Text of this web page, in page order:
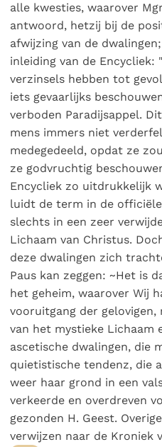
alle kwesties, waarover
antwoord, hetzij bij de
afwijzing van de
inleiding van de Encycliek:
verzinsels hebben tot
iets gevaarlijks
verboden Paradijsappel.
mens immers niet
medegedeeld, opdat ze
ze godvruchtig
Encycliek zo uitdrukkelijk
luidt de term in de officiële
slechts in een zeer
Lichaam van Christus.
deze dwalingen zich
Paus kan zeggen: ~Het is
het geheim, waarover Wij
vooruitgang der
van het mystieke Lichaam
ascetische dwalingen, die
quietistische tendenz, die
weer haar grond in een
verkeerde en overdreven
gezonden H. Geest.
verwijzen naar de Kroniek